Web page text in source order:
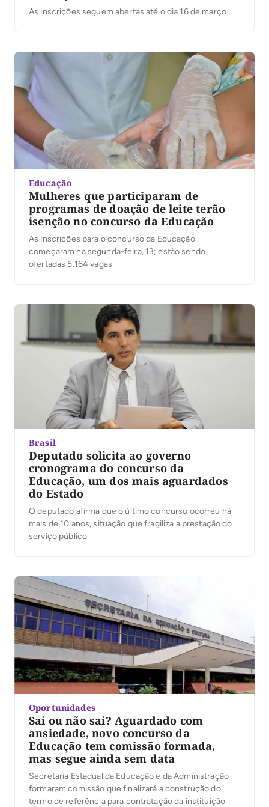
As inscrições seguem abertas até o dia 16 de março
Educação
Mulheres que participaram de
programas de doação de leite terão
isenção no concurso da Educação
As inscrições para o concurso da Educação
começaram na segunda-feira, 13; estão sendo
ofertadas 5.164 vagas
Brasil
Deputado solicita ao governo
cronograma do concurso da
Educação, um dos mais aguardados
do Estado
O deputado afirma que o último concurso ocorreu há
mais de 10 anos, situação que fragiliza a prestação do
serviço público
Oportunidades
Sai ou não sai? Aguardado com
ansiedade, novo concurso da
Educação tem comissão formada,
mas segue ainda sem data
Secretaria Estadual da Educação e da Administração
formaram comissão que finalizará a construção do
termo de referência para contratação da instituição